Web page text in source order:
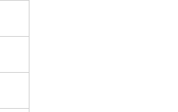
old or older?